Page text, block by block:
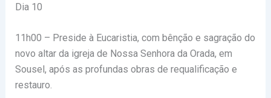
Dia 10
11h00 – Preside à Eucaristia, com bênção e sagração do
novo altar da igreja de Nossa Senhora da Orada, em
Sousel, após as profundas obras de requalificação e
restauro.